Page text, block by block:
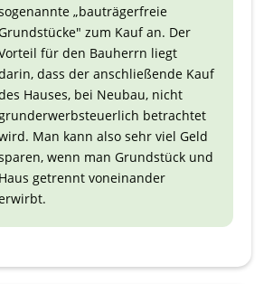
„bauträgerfreie
zum Kauf an. Der
für den Bauherrn liegt
dass der anschließende Kauf
Hauses, bei Neubau, nicht
betrachtet
Man kann also sehr viel Geld
wenn man Grundstück und
Haus getrennt voneinander